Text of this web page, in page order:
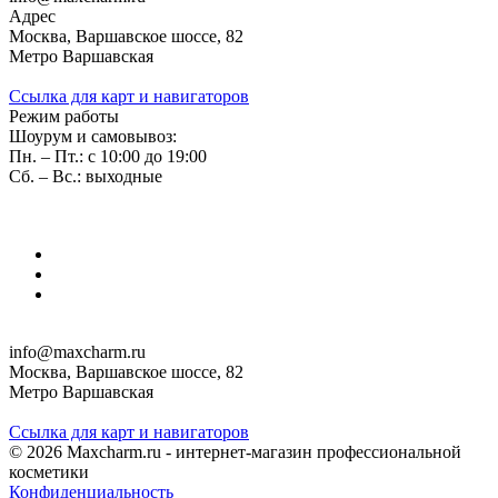
Адрес
Москва, Варшавское шоссе, 82
Метро Варшавская
Ссылка для карт и навигаторов
Режим работы
Шоурум и самовывоз:
Пн. – Пт.: с 10:00 до 19:00
Сб. – Вс.: выходные
info@maxcharm.ru
Москва, Варшавское шоссе, 82
Метро Варшавская
Ссылка для карт и навигаторов
© 2026 Maxcharm.ru - интернет-магазин профессиональной
косметики
Конфиденциальность